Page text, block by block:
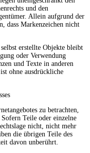
und den
Allein aufgrund der
dass Markenzeichen nicht
erstellte Objekte bleibt
oder Verwendung
und Texte in anderen
ohne ausdrückliche
zu betrachten,
Teile oder einzelne
nicht, nicht mehr
die übrigen Teile des
davon unberührt.